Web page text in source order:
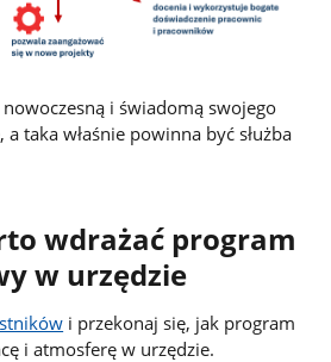
i świadomą swojego
a taka właśnie powinna być służba
wdrażać program
w urzędzie
i przekonaj się, jak program
i atmosferę w urzędzie.